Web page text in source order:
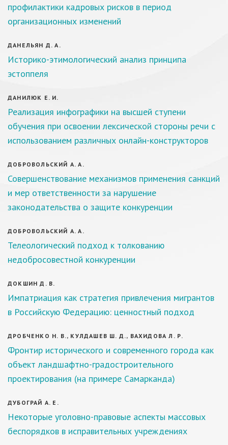
профилактики кадровых рисков в период
организационных изменений
ДАНЕЛЬЯН Д. А.
Историко-этимологический анализ принципа
эстоппеля
ДАНИЛЮК Е. И.
Реализация инфографики на высшей ступени
обучения при освоении лексической стороны речи с
использованием различных онлайн-конструкторов
ДОБРОВОЛЬСКИЙ А. А.
Совершенствование механизмов применения санкций
и мер ответственности за нарушение
законодательства о защите конкуренции
ДОБРОВОЛЬСКИЙ А. А.
Телеологический подход к толкованию
недобросовестной конкуренции
ДОКШИН Д. В.
Импатриация как стратегия привлечения мигрантов
в Российскую Федерацию: ценностный подход
ДРОБЧЕНКО Н. В., КУЛДАШЕВ Ш. Д., ВАХИДОВА Л. Р.
Фронтир исторического и современного города как
объект ландшафтно-градостроительного
проектирования (на примере Самарканда)
ДУБОГРАЙ А. Е.
Некоторые уголовно-правовые аспекты массовых
беспорядков в исправительных учреждениях